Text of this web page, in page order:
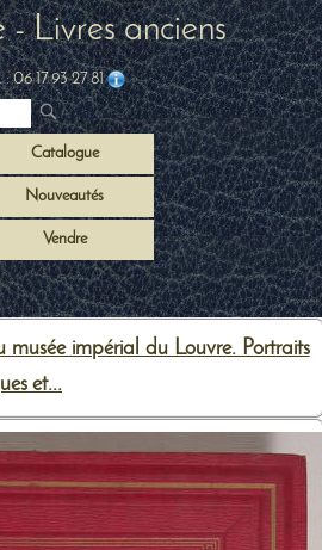
Livres anciens
:06 17 93 27 81
Catalogue
Nouveautés
Vendre
musée impérial du Louvre. Portraits
et...